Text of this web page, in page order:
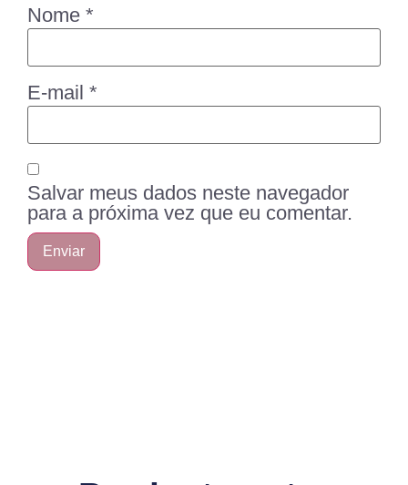
Nome *
E-mail *
Salvar meus dados neste navegador
para a próxima vez que eu comentar.